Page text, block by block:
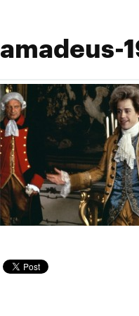
amadeus-